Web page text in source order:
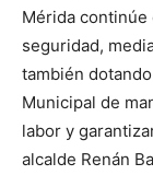
Mérida
seguridad,
también
Municipal de
labor y
alcalde Renán